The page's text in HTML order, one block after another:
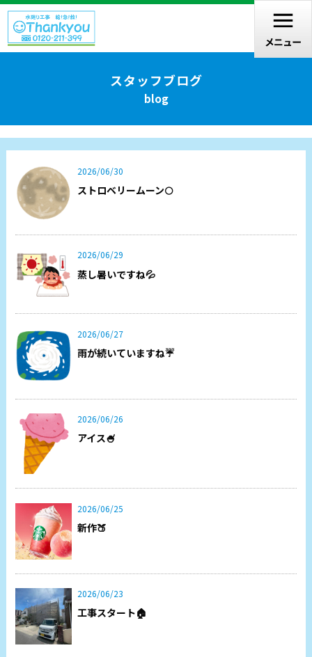
スタッフブログ
blog
2026/06/30
ストロベリームーン🌕
2026/06/29
蒸し暑いですね💦
2026/06/27
雨が続いていますね☔
2026/06/26
アイス🍧
2026/06/25
新作🍑
2026/06/23
工事スタート🏠